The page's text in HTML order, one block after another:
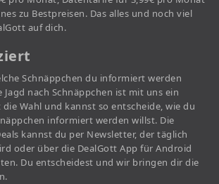
zu Bestpreisen. Das alles und noch viel
auf dich.
Schnäppchen du informiert werden
nach Schnäppchen ist mit uns ein
Wahl und kannst so entscheide, wie du
informiert werden willst. Die
kannst du per Newsletter, der täglich
oder über die DealGott App für Android
Du entscheidest und wir bringen dir die